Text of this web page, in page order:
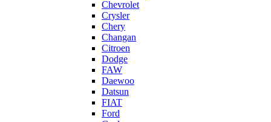
Chevrolet
Crysler
Chery
Changan
Citroen
Dodge
FAW
Daewoo
Datsun
FIAT
Ford